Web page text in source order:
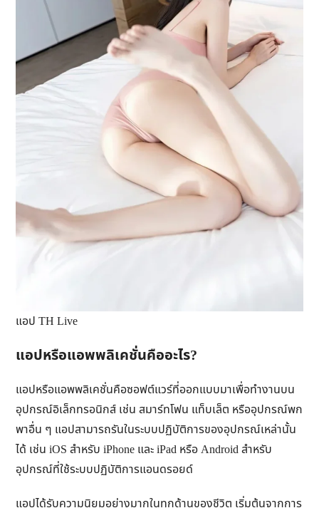
แอป TH Live
แอปหรือแอพพลิเคชั่นคืออะไร?
แอปหรือแอพพลิเคชั่นคือซอฟต์แวร์ที่ออกแบบมาเพื่อทำงานบน
อุปกรณ์อิเล็กทรอนิกส์ เช่น สมาร์ทโฟน แท็บเล็ต หรืออุปกรณ์พก
พาอื่น ๆ แอปสามารถรันในระบบปฏิบัติการของอุปกรณ์เหล่านั้น
ได้ เช่น iOS สำหรับ iPhone และ iPad หรือ Android สำหรับ
อุปกรณ์ที่ใช้ระบบปฏิบัติการแอนดรอยด์
แอปได้รับความนิยมอย่างมากในทุกด้านของชีวิต เริ่มต้นจากการ